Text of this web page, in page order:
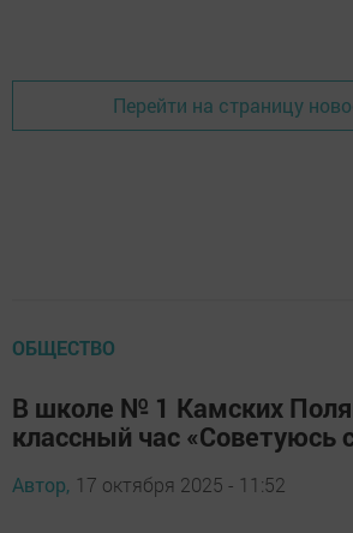
Перейти на страницу
ОБЩЕСТВО
В школе № 1 Камских
классный час «Советуюсь
Автор, 17 октября 2025 - 11:52